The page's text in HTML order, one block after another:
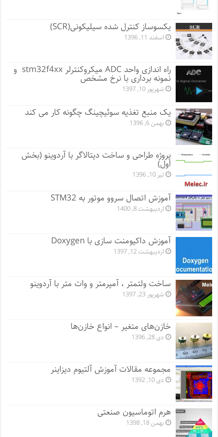
یکسوساز کنترل شده سیلیکونی(SCR)
اسفند 11, 1396
راه اندازی واحد ADC میکروکنترلر stm32f4xx و
نمونه برداری با نرخ مشخص
شهریور 10, 1397
یک منبع تغذیه سوئیچینگ چگونه کار می کند
بهمن 6, 1396
پروژه طراحی و ساخت دیتالاگر با آردوینو (بخش
اول)
تیر 10, 1396
آموزش اتصال سروو موتور به STM32
اردیبهشت 8, 1400
آموزش داکیومنت سازی با Doxygen
اردیبهشت 12, 1397
ساخت ولتمتر ، آمپرمتر و وات متر با آردوینو
شهریور 23, 1397
خازن‌های متغیر – انواع خازن‌ها
دی 28, 1396
مجموعه مقالات آموزش آلتیوم دیزاینر
دی 10, 1392
هرم اتوماسیون صنعتی
بهمن 18, 1398